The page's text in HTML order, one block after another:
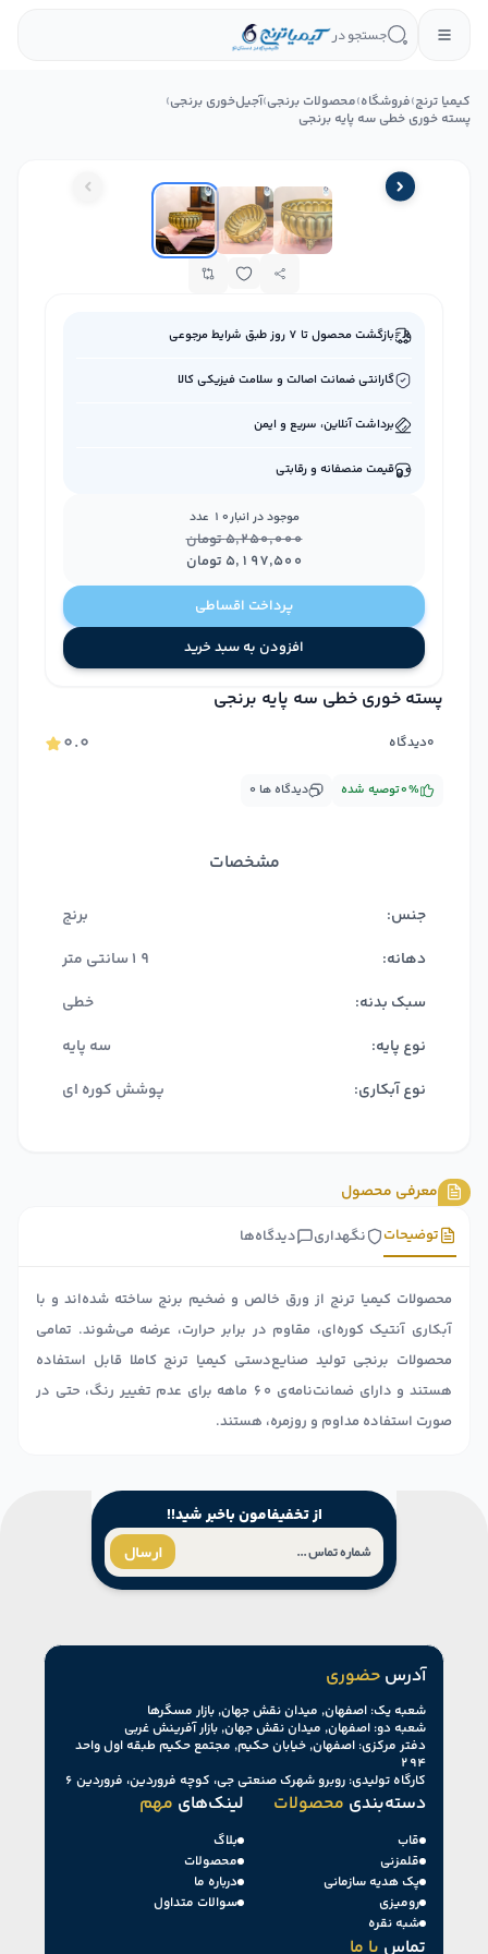
جستجو در
کیمیا ترنج›فروشگاه›محصولات برنجی›آجیل‌خوری برنجی›
پسته خوری خطی سه پایه برنجی
پسته خوری خطی سه پایه برنجی
۰.۰
دیدگاه۰
۰ دیدگاه ها توصیه شده۰%
مشخصات
جنس:
برنج
دهانه:
19سانتی متر
سبک بدنه:
خطی
نوع پایه:
سه پایه
نوع آبکاری:
پوشش کوره ای
بازگشت محصول تا ۷ روز طبق شرایط مرجوعی
گارانتی ضمانت اصالت و سلامت فیزیکی کالا
برداشت آنلاین، سریع و ایمن
قیمت منصفانه و رقابتی
موجود در انبار10 عدد
۵٬۲۵۰٬۰۰۰تومان
۵٬۱۹۷٬۵۰۰ تومان
پرداخت اقساطی
افزودن به سبد خرید
%
معرفی محصول
دیدگاه‌ها نگهداری توضیحات
محصولات کیمیا ترنج از ورق خالص و ضخیم برنج ساخته شده‌اند و با
آبکاری آنتیک کوره‌ای، مقاوم در برابر حرارت، عرضه می‌شوند. تمامی
محصولات برنجی تولید صنایع‌دستی کیمیا ترنج کاملا قابل استفاده
هستند و دارای ضمانت‌نامه‌ی ۶۰ ماهه برای عدم تغییر رنگ، حتی در
صورت استفاده مداوم و روزمره، هستند.
ارسال
از تخفیفامون باخبر شید!!
آدرس حضوری
شعبه یک: اصفهان, میدان نقش جهان, بازار مسگرها
شعبه دو: اصفهان, میدان نقش جهان, بازار آفرینش غربی
دفتر مرکزی: اصفهان, خیابان حکیم, مجتمع حکیم طبقه اول واحد
۲۹۴
کارگاه تولیدی: روبرو شهرک صنعتی جی، کوچه فروردین، فروردین ۶
لینک‌های مهم
بلاگ
محصولات
درباره ما
سوالات متداول
دسته‌بندی محصولات
قاب
قلمزنی
پک هدیه سازمانی
رومیزی
شبه نقره
تماس با ما